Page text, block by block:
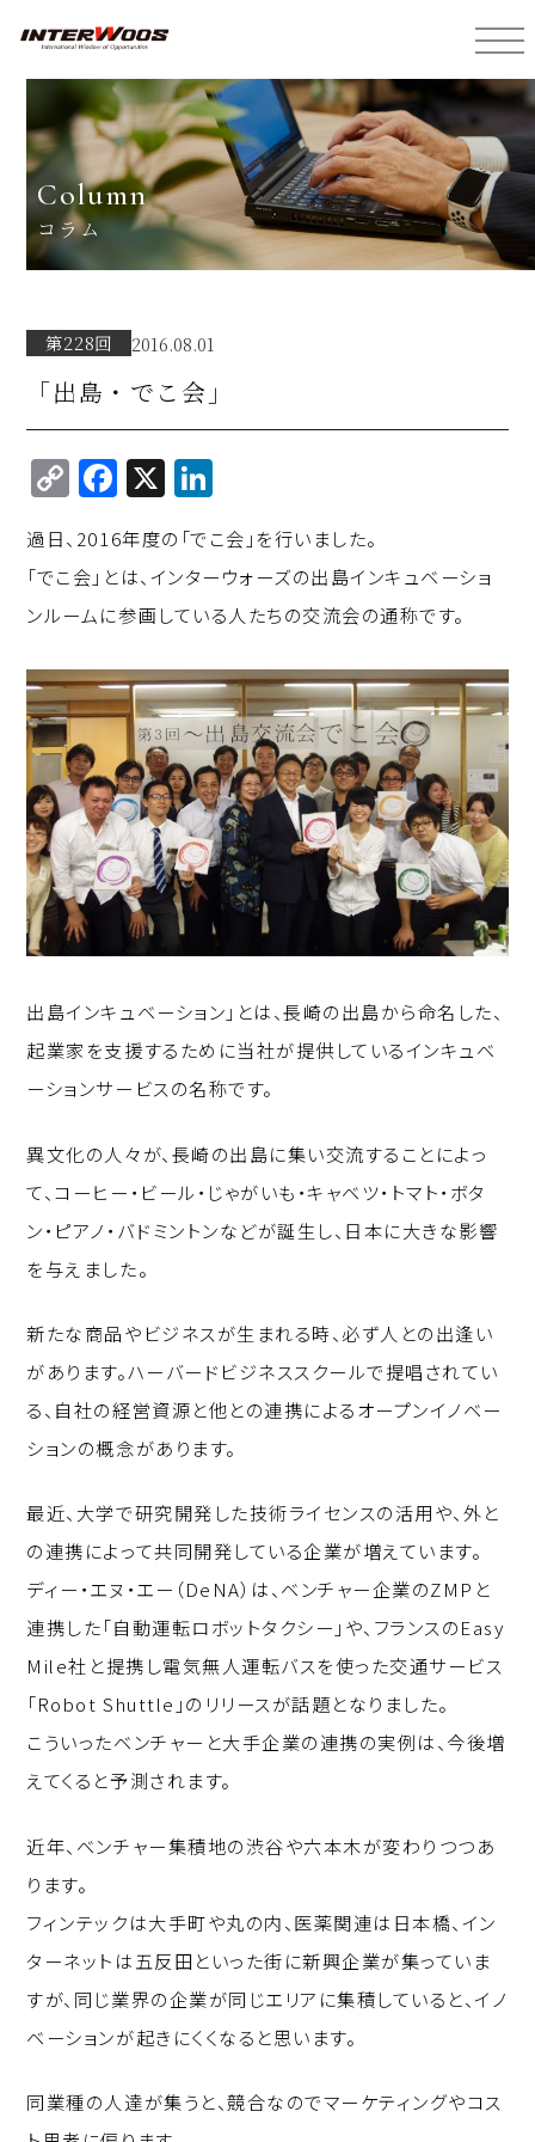
column
コラム
第228回 2016.08.01
「出島・でこ会」
C
o
p
y
Li
n
k
F
a
c
e
b
o
o
k
X
n
k
e
d
I
n
過日、2016年度の「でこ会」を行いました。
「でこ会」とは、インターウォーズの出島インキュベーショ
ンルームに参画している人たちの交流会の通称です。
出島インキュベーション」とは、長崎の出島から命名した、
起業家を支援するために当社が提供しているインキュベ
ーションサービスの名称です。
異文化の人々が、長崎の出島に集い交流することによっ
て、コーヒー・ビール・じゃがいも・キャベツ・トマト・ボタ
ン・ピアノ・バドミントンなどが誕生し、日本に大きな影響
を与えました。
新たな商品やビジネスが生まれる時、必ず人との出逢い
があります。ハーバードビジネススクールで提唱されてい
る、自社の経営資源と他との連携によるオープンイノベー
ションの概念があります。
最近、大学で研究開発した技術ライセンスの活用や、外と
の連携によって共同開発している企業が増えています。
ディー・エヌ・エー（DeNA）は、ベンチャー企業のZMPと
連携した「自動運転ロボットタクシー」や、フランスのEasy
Mile社と提携し電気無人運転バスを使った交通サービス
「Robot Shuttle」のリリースが話題となりました。
こういったベンチャーと大手企業の連携の実例は、今後増
えてくると予測されます。
近年、ベンチャー集積地の渋谷や六本木が変わりつつあ
ります。
フィンテックは大手町や丸の内、医薬関連は日本橋、イン
ターネットは五反田といった街に新興企業が集っていま
すが、同じ業界の企業が同じエリアに集積していると、イノ
ベーションが起きにくくなると思います。
同業種の人達が集うと、競合なのでマーケティングやコス